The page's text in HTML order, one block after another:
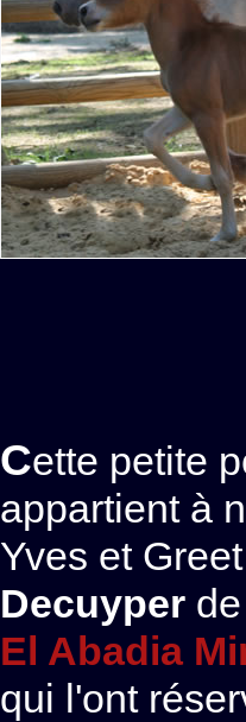
Cette petite pouliche
appartient à
Yves et Greet
Decuyper de
El Abadia
qui l'ont